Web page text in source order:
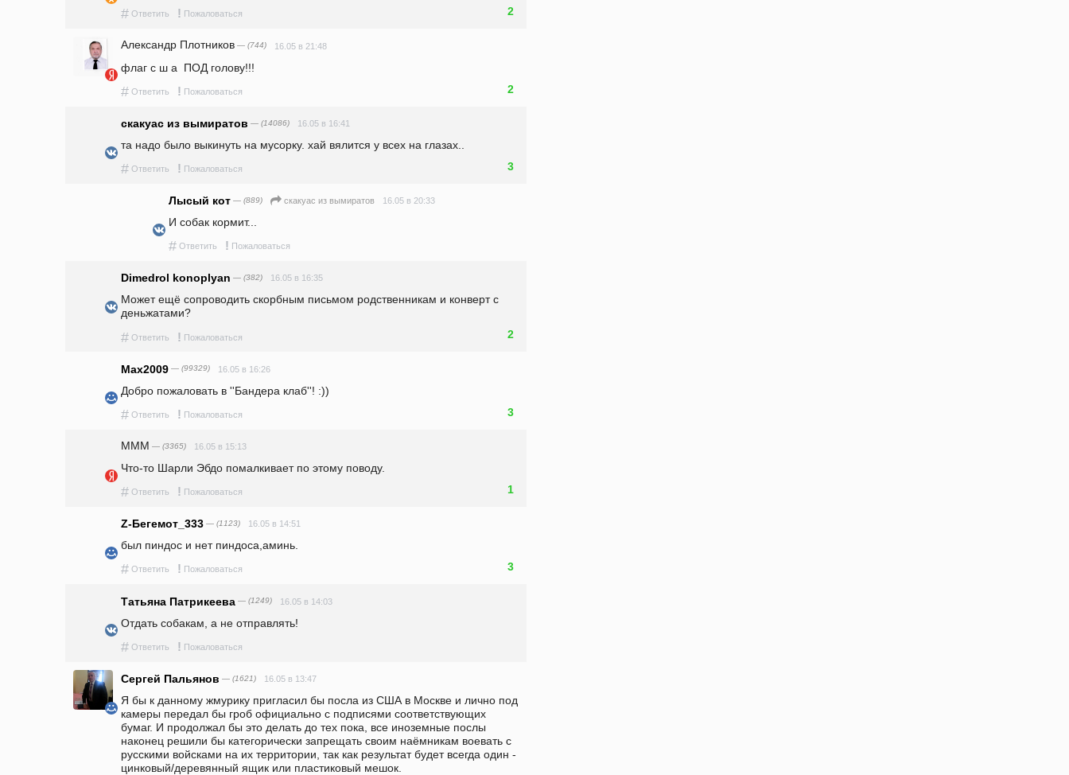
# Ответить ! Пожаловаться 2
Александр Плотников — (744) 16.05 в 21:48
флаг с ш а  ПОД голову!!!
# Ответить ! Пожаловаться 2
скакуас из вымиратов — (14086) 16.05 в 16:41
та надо было выкинуть на мусорку. хай вялится у всех на глазах..
# Ответить ! Пожаловаться 3
Лысый кот — (889) скакуас из вымиратов 16.05 в 20:33
И собак кормит...
# Ответить ! Пожаловаться
Dimedrol konoplyan — (382) 16.05 в 16:35
Может ещё сопроводить скорбным письмом родственникам и конверт с
деньжатами?
# Ответить ! Пожаловаться 2
Max2009 — (99329) 16.05 в 16:26
Добро пожаловать в ''Бандера клаб''! :))
# Ответить ! Пожаловаться 3
MMM — (3365) 16.05 в 15:13
Что-то Шарли Эбдо помалкивает по этому поводу.
# Ответить ! Пожаловаться 1
Z-Бегемот_333 — (1123) 16.05 в 14:51
был пиндос и нет пиндоса,аминь.
# Ответить ! Пожаловаться 3
Татьяна Патрикеева — (1249) 16.05 в 14:03
Отдать собакам, а не отправлять!
# Ответить ! Пожаловаться
Сергей Пальянов — (1621) 16.05 в 13:47
Я бы к данному жмурику пригласил бы посла из США в Москве и лично под
камеры передал бы гроб официально с подписями соответствующих
бумаг. И продолжал бы это делать до тех пока, все иноземные послы
наконец решили бы категорически запрещать своим наёмникам воевать с
русскими войсками на их территории, так как результат будет всегда один -
цинковый/деревянный ящик или пластиковый мешок.